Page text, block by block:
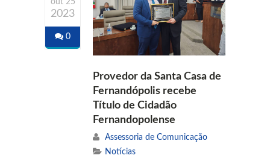
2023
0
Provedor da Santa Casa de
Fernandópolis recebe
Título de Cidadão
Fernandopolense
Assessoria de Comunicação
Notícias